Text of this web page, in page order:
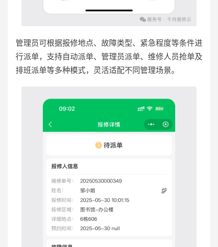
管理员可根据报修地点、故障类型、紧急程度等条件进
行派单，支持自动派单、管理员派单、维修人员抢单及
排班派单等多种模式，灵活适配不同管理场景。